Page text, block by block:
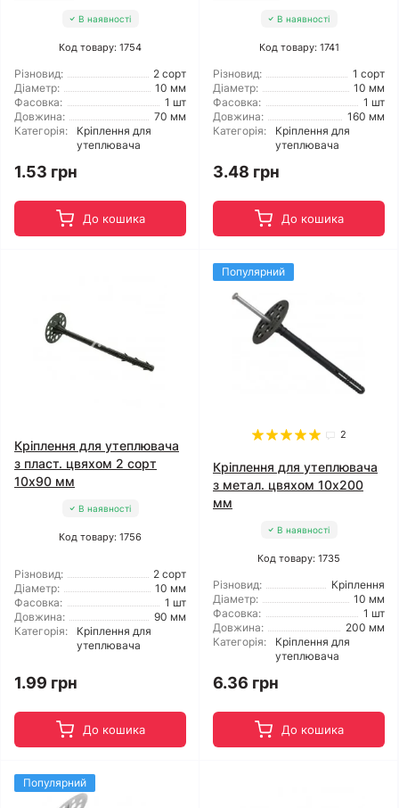
В наявності
Код товару: 1754
Різновид:
2 сорт
Діаметр:
10 мм
Фасовка:
1 шт
Довжина:
70 мм
Категорія:
Кріплення для
утеплювача
1.53 грн
До кошика
В наявності
Код товару: 1741
Різновид:
1 сорт
Діаметр:
10 мм
Фасовка:
1 шт
Довжина:
160 мм
Категорія:
Кріплення для
утеплювача
3.48 грн
До кошика
Кріплення для утеплювача
з пласт. цвяхом 2 сорт
10x90 мм
В наявності
Код товару: 1756
Різновид:
2 сорт
Діаметр:
10 мм
Фасовка:
1 шт
Довжина:
90 мм
Категорія:
Кріплення для
утеплювача
1.99 грн
До кошика
Популярний
2
Кріплення для утеплювача
з метал. цвяхом 10x200
мм
В наявності
Код товару: 1735
Різновид:
Кріплення
Діаметр:
10 мм
Фасовка:
1 шт
Довжина:
200 мм
Категорія:
Кріплення для
утеплювача
6.36 грн
До кошика
Популярний